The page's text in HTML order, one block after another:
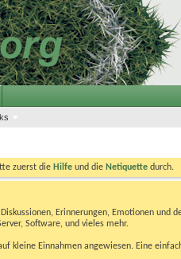
zuerst die Hilfe und die Netiquette durch.
Erinnerungen, Emotionen
Software, und vieles mehr.
kleine Einnahmen angewiesen. Eine